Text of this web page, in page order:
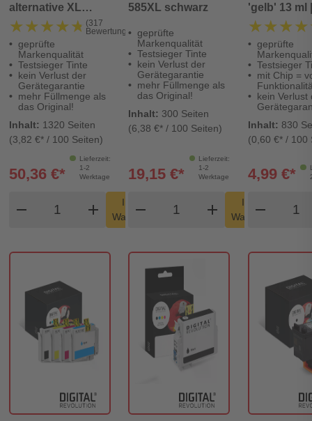
alternative XL
Patronen
MultiPack '2x
schwarz + farbig' -
Digital Revolution
★★★★★
★★★★★ (317
Bewertungen)
geprüfte
Markenqualität
Testsieger Tinte
kein Verlust der
Gerätegarantie
mehr Füllmenge als
das Original!
Inhalt: 1320 Seiten
(3,82 €* / 100 Seiten)
Lieferzeit:
1-2
Werktage
50,36 €*
remove
Produkt Warenkorb Menge
add
In den
Warenkorb
shopping_cart
585XL schwarz
geprüfte
Markenqualität
Testsieger Tinte
kein Verlust der
Gerätegarantie
mehr Füllmenge als
das Original!
Inhalt: 300 Seiten
(6,38 €* / 100 Seiten)
Lieferzeit:
1-2
Werktage
19,15 €*
remove
Produkt Warenkorb
add
In den
Warenkorb
shopping_cart
'gelb' 13 ml
Seiten -
Revolution
geprüfte
Testsieger
mit Chip =
kein Verlust
Inhalt: 830
(0,60 €* / 100
4,99 €*
remove